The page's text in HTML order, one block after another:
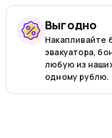
Выгодно
Накапливайте
эвакуатора,
любую из
одному рублю.